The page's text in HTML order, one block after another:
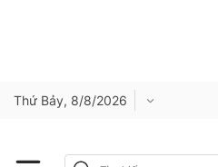
Thứ Bảy, 8/8/2026